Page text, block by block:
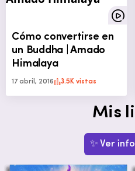
Cómo convertirse en
un Buddha | Amado
Himalaya
17 abril, 2016 3.5K vistas
Mis
✨ Ver